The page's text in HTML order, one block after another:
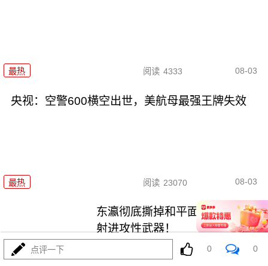
最热 阅读 4333 08-03
央视：空警600横空出世，美航母最强王牌失效
最热 阅读 23070 08-03
东瀛彻底撕掉和平面具，公然发
射进攻性武器！
最热 11180
点评一下 0 0